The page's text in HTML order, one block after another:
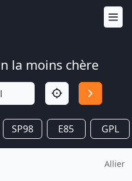
la moins chère
SP98 E85 GPL
Allier